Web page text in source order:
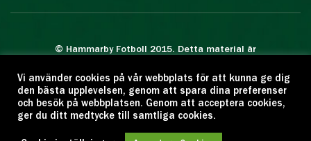
© Hammarby Fotboll 2015. Detta material är
Eftertryck eller annan kopiering är förbjuden.
Citera oss gärna men ange källan:
www.hammarbyfotboll.se. Ansvarig utgivare:
Vi använder cookies på vår webbplats för att kunna ge dig
den bästa upplevelsen, genom att spara dina preferenser
och besök på webbplatsen. Genom att acceptera cookies,
ger du ditt medtycke till samtliga cookies.